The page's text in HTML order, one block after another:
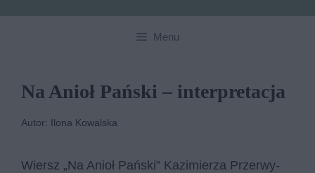
Menu
Na Anioł Pański – interpretacja
Autor: Ilona Kowalska
Wiersz „Na Anioł Pański” Kazimierza Przerwy-